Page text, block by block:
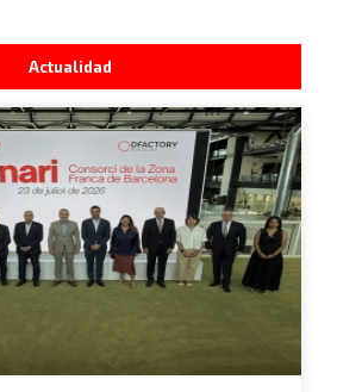
Actualidad